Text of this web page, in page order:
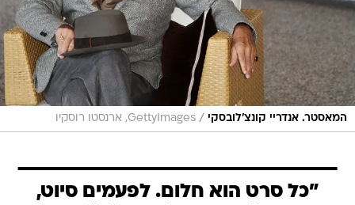
המאסטר. אנדריי קונצ'לובסקי / GettyImages, ארנסטו רוסקיו
"כל סרט הוא חלום. לפעמים סיוט,